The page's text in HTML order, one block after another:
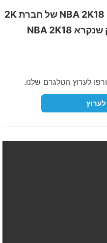
לקראת השקתו של המשחק NBA 2K18 של חברת 2K
פורסם טריילר חדש למשחק שנקרא NBA 2K18
לערוץ הטלגרם שלנו.